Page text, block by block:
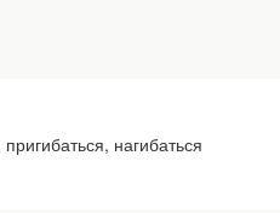
пригибаться, нагибаться